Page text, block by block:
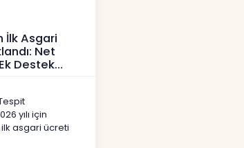
İlk Asgari
Net
Destek
yılı için
asgari ücreti